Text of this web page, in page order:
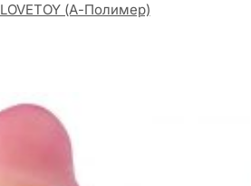
LOVETOY (А-Полимер)